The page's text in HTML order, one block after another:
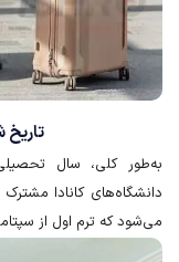
تاریخ
به‌طور کلی، سال
دانشگاه‌های کانادا
می‌شود که ترم اول از